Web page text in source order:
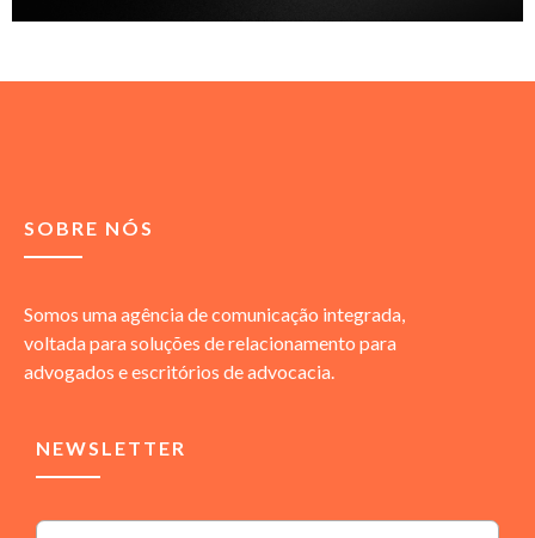
SOBRE NÓS
Somos uma agência de comunicação integrada,
voltada para soluções de relacionamento para
advogados e escritórios de advocacia.
NEWSLETTER